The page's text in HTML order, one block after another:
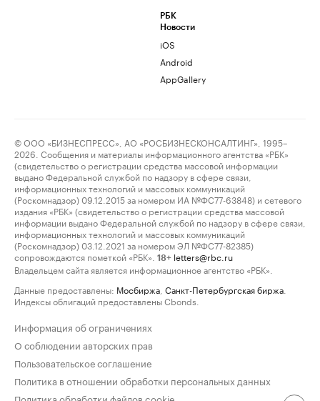
РБК
Новости
iOS
Android
AppGallery
© ООО «БИЗНЕСПРЕСС», АО «РОСБИЗНЕСКОНСАЛТИНГ», 1995–
2026. Сообщения и материалы информационного агентства «РБК»
(свидетельство о регистрации средства массовой информации
выдано Федеральной службой по надзору в сфере связи,
информационных технологий и массовых коммуникаций
(Роскомнадзор) 09.12.2015 за номером ИА №ФС77-63848) и сетевого
издания «РБК» (свидетельство о регистрации средства массовой
информации выдано Федеральной службой по надзору в сфере связи,
информационных технологий и массовых коммуникаций
(Роскомнадзор) 03.12.2021 за номером ЭЛ №ФС77-82385)
сопровождаются пометкой «РБК».
18+ letters@rbc.ru
Владельцем сайта является информационное агентство «РБК».
Данные предоставлены: Мосбиржа Санкт-Петербургская биржа
Индексы облигаций предоставлены Cbonds.
Информация об ограничениях
О соблюдении авторских прав
Пользовательское соглашение
Политика в отношении обработки персональных данных